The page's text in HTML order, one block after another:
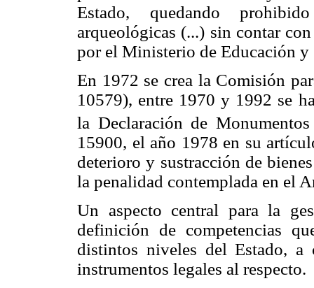
Estado, quedando
arqueológicas (...) sin contar
por el Ministerio de Educación y
En 1972 se crea la Comisión
10579), entre 1970 y 1992 se
la Declaración de Monumentos
15900, el año 1978 en su
deterioro y sustracción de
la penalidad contemplada en el
Un aspecto central para la
definición de competencias
distintos niveles del Estado, a
instrumentos legales al respecto.